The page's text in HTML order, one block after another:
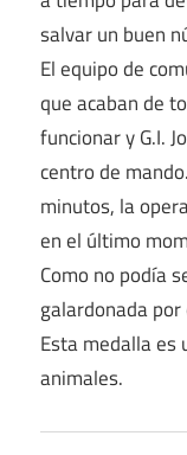
salvar un buen
El equipo de
que acaban de
funcionar y G.I.
centro de
minutos, la
en el último
Como no podía
galardonada
Esta medalla es
animales.